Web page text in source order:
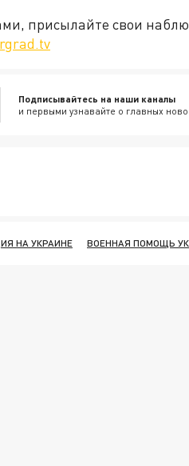
присылайте свои
Подписывайтесь на наши каналы
и первыми узнавайте о главных
НА УКРАИНЕ ВОЕННАЯ ПОМОЩЬ